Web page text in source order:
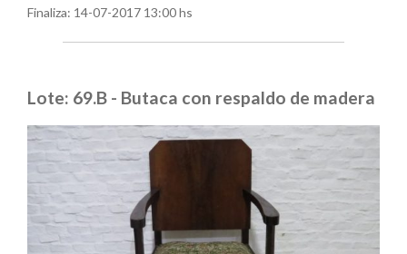
Finaliza: 14-07-2017 13:00 hs
Lote: 69.B - Butaca con respaldo de madera